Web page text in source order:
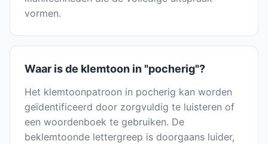
vormen.
Waar is de klemtoon in "pocherig"?
Het klemtoonpatroon in pocherig kan worden
geïdentificeerd door zorgvuldig te luisteren of
een woordenboek te gebruiken. De
beklemtoonde lettergreep is doorgaans luider,